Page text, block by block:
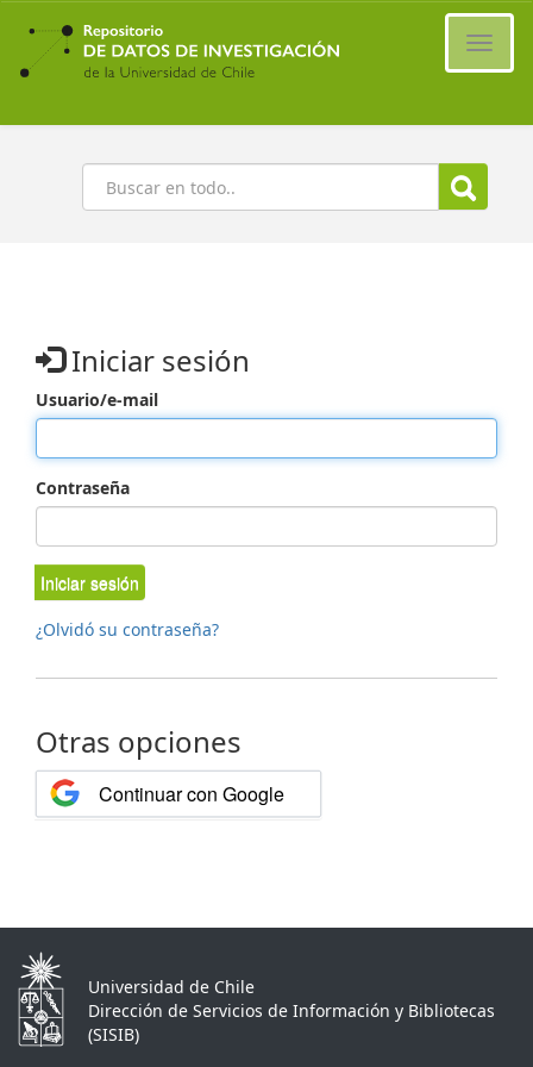
Ir
contenido
principal
Buscar
Iniciar sesión
Usuario/e-mail
Contraseña
Iniciar sesión
¿Olvidó su contraseña?
Otras opciones
Continuar con Google
Universidad de Chile
Dirección de Servicios de Información y Bibliotecas
(SISIB)